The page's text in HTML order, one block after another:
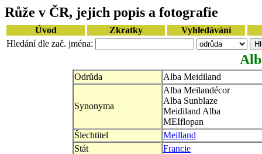
Růže v ČR, jejich popis a fotografie
Úvod Zkratky
Vyhledávání
Hledání dle zač. jména:
Odrůda Alba Meidiland
Synonyma
Alba Meilandécor
Alba Sunblaze
Meidiland Alba
MEIflopan
Šlechtitel
Meilland
Stát
Francie